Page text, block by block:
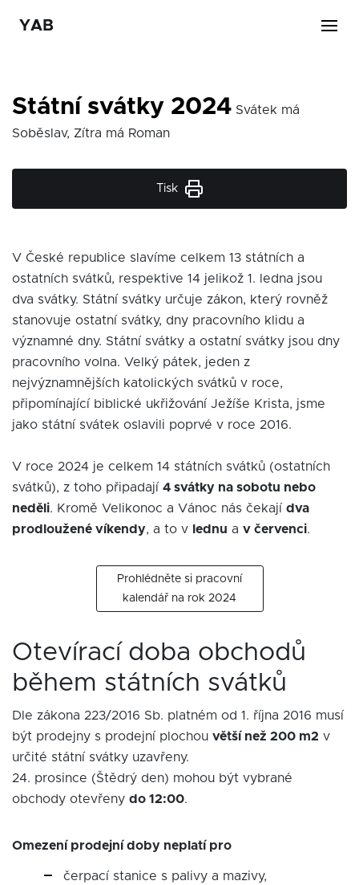
YAB
Státní svátky 2024 Svátek má
Soběslav, Zítra má Roman
Tisk
V České republice slavíme celkem 13 státních a
ostatních svátků, respektive 14 jelikož 1. ledna jsou
dva svátky. Státní svátky určuje zákon, který rovněž
stanovuje ostatní svátky, dny pracovního klidu a
významné dny. Státní svátky a ostatní svátky jsou dny
pracovního volna. Velký pátek, jeden z
nejvýznamnějších katolických svátků v roce,
připomínající biblické ukřižování Ježíše Krista, jsme
jako státní svátek oslavili poprvé v roce 2016.
V roce 2024 je celkem 14 státních svátků (ostatních
svátků), z toho připadají 4 svátky na sobotu nebo
neděli. Kromě Velikonoc a Vánoc nás čekají dva
prodloužené víkendy, a to v lednu a v červenci.
Prohlédněte si pracovní
kalendář na rok 2024
Otevírací doba obchodů
během státních svátků
Dle zákona 223/2016 Sb. platném od 1. října 2016 musí
být prodejny s prodejní plochou větší než 200 m2 v
určité státní svátky uzavřeny.
24. prosince (Štědrý den) mohou být vybrané
obchody otevřeny do 12:00.
Omezení prodejní doby neplatí pro
čerpací stanice s palivy a mazivy,